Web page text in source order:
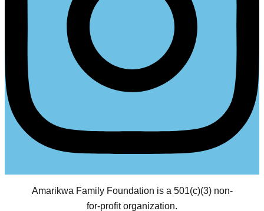
Amarikwa Family Foundation is a 501(c)(3) non-
for-profit organization.